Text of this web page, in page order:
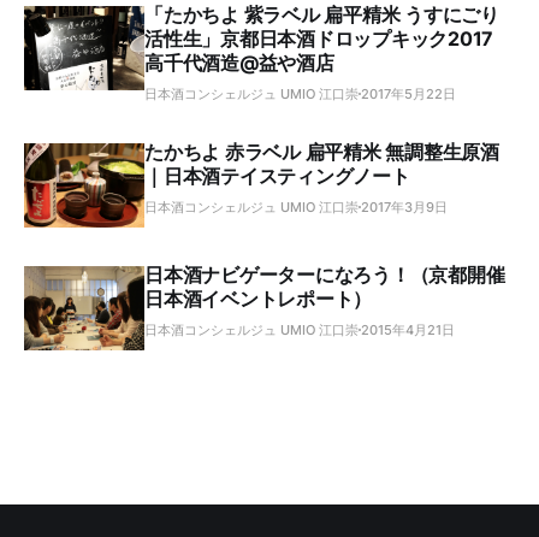
「たかちよ 紫ラベル 扁平精米 うすにごり
活性生」京都日本酒ドロップキック2017
高千代酒造@益や酒店
日本酒コンシェルジュ UMIO 江口崇 2017年5月22日
たかちよ 赤ラベル 扁平精米 無調整生原酒
｜日本酒テイスティングノート
日本酒コンシェルジュ UMIO 江口崇 2017年3月9日
日本酒ナビゲーターになろう！（京都開催
日本酒イベントレポート）
日本酒コンシェルジュ UMIO 江口崇 2015年4月21日